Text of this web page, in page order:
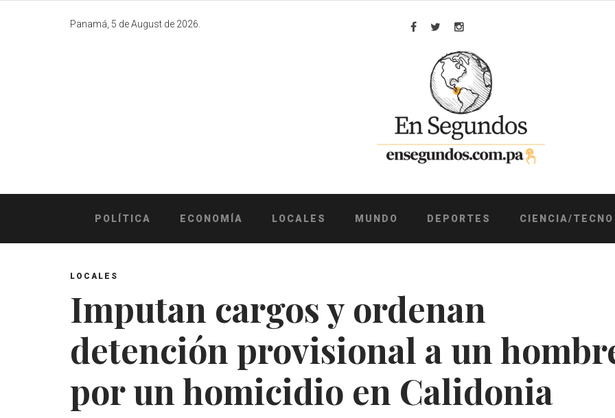
Panamá, 5 de August de 2026.
Facebook
TwitterInstagram
POLÍTICA ECONOMÍA LOCALES MUNDO DEPORTES CIENCIA/TECNO
LOCALES
Imputan cargos y ordenan
detención provisional a un
por un homicidio en Calidonia